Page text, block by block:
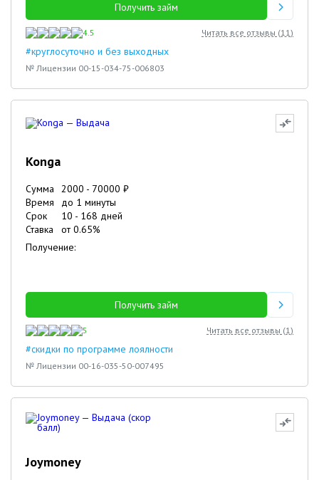
Получить займ
4.5 Читать все отзывы (11)
#круглосуточно и без выходных
№ Лицензии 00-15-034-75-006803
Konga
Сумма 2000 - 70000 ₽
Время
до 1 минуты
Срок
10 - 168 дней
Ставка
от0.65%
Получение:
Получить займ
5 Читать все отзывы (1)
#скидки по программе лоялности
№ Лицензии 00-16-035-50-007495
Joymoney